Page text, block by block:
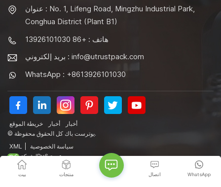
عنوان : No. 1, Lifeng Road, Mingzhu Industrial Park,
Conghua District (Plant B1)
هاتف : +86 13926101030
بريد إلكتروني : info@utrustpack.com
WhatsApp : +8613926101030
خريطة الموقع أخبار
أخبار
© يوترست باك كل الحقوق محفوظة.
XML
سياسة الخصوصية
شبكة IPv6 مدعومة
بيت منتجات WhatsApp اتصال